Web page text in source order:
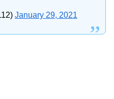
January 29, 2021